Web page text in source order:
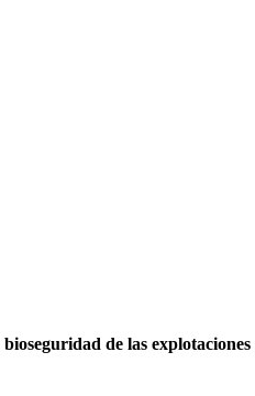
de las explotaciones